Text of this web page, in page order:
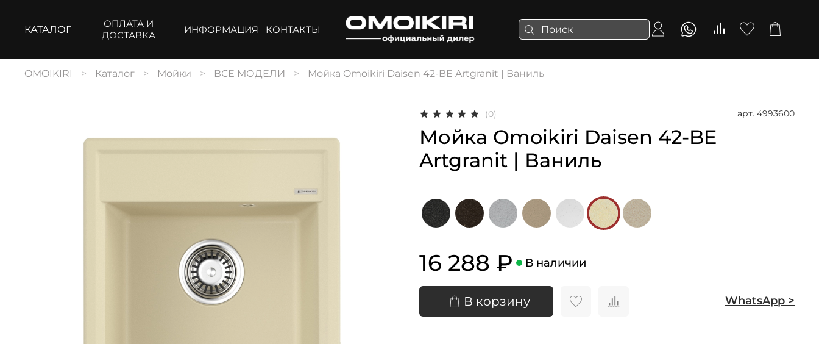
КАТАЛОГ
ОПЛАТА И
ДОСТАВКА
ИНФОРМАЦИЯ КОНТАКТЫ
OMOIKIRI Каталог Мойки ВСЕ МОДЕЛИ Мойка Omoikiri Daisen 42-BE Artgranit | Ваниль
(0) арт. 4993600
Мойка Omoikiri Daisen 42-BE
Artgranit | Ваниль
16 288 ₽ В наличии
В корзину WhatsApp >